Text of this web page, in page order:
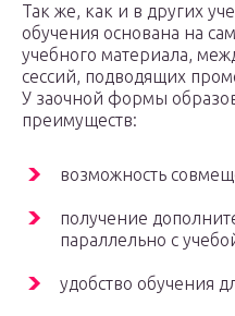
Так же, как и в других
обучения основана на
учебного материала,
сессий, подводящих
У заочной формы
преимуществ:
возможность
получение
параллельно с
удобство обучения